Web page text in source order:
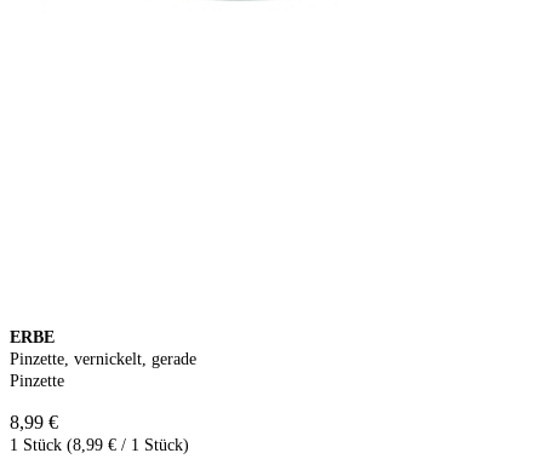
ERBE
Pinzette, vernickelt, gerade
Pinzette
8,99 €
1 Stück (8,99 € / 1 Stück)